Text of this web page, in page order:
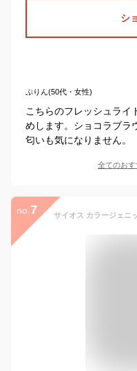
シ
ぷりん(50代・女性)
こちらのフレッシュライ
めします。ショコラブラ
匂いも気になりません。
全てのおす
no. 7